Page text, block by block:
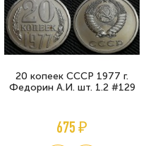
20 копеек СССР 1977 г.
Федорин А.И. шт. 1.2 #129
675 ₽